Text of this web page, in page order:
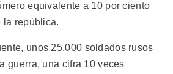
equivalente a 10 por ciento
la república.
unos 25.000 soldados rusos
guerra, una cifra 10 veces